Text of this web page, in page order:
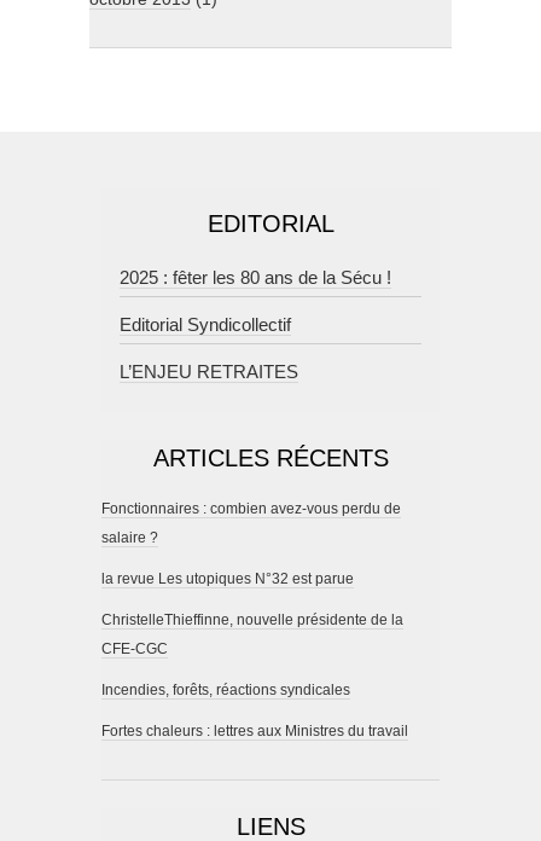
EDITORIAL
2025 : fêter les 80 ans de la Sécu !
Editorial Syndicollectif
L’ENJEU RETRAITES
ARTICLES RÉCENTS
Fonctionnaires : combien avez-vous perdu de
salaire ?
la revue Les utopiques N°32 est parue
ChristelleThieffinne, nouvelle présidente de la
CFE-CGC
Incendies, forêts, réactions syndicales
Fortes chaleurs : lettres aux Ministres du travail
LIENS